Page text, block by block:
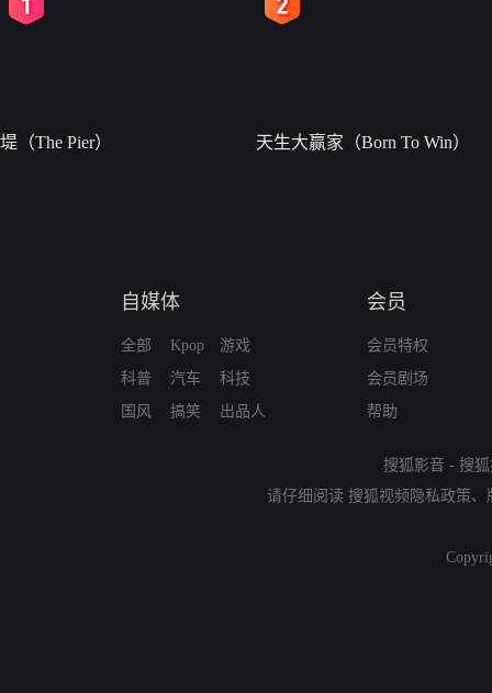
堤（The Pier） 天生大赢家（Born To Win）
自媒体
全部
科普
国风
Kpop
汽车
搞笑
游戏
科技
出品人
会员
会员特权
会员剧场
帮助
搜狐影音 - 搜
请仔细阅读 搜狐视频隐私政策、